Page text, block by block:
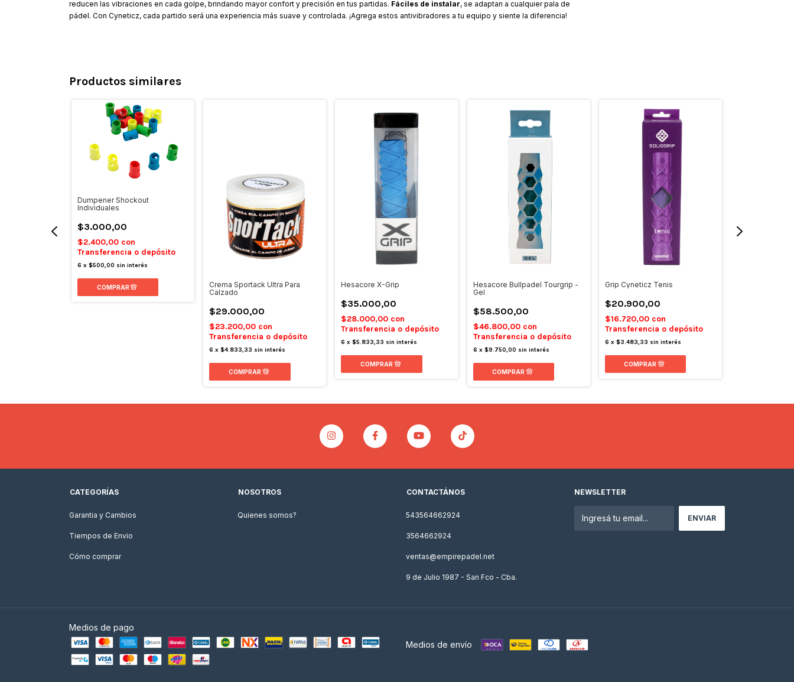
reducen las vibraciones en cada golpe, brindando mayor confort y precisión en tus partidas. Fáciles de instalar, se adaptan a cualquier pala de
pádel. Con Cyneticz, cada partido será una experiencia más suave y controlada. ¡Agrega estos antivibradores a tu equipo y siente la diferencia!
Productos similares
Dumpener Shockout
Individuales
$3.000,00
$2.400,00 con
Transferencia o depósito
6 x $500,00 sin interés
Crema Sportack Ultra Para
Calzado
$29.000,00
$23.200,00 con
Transferencia o depósito
6 x$4.833,33 sin interés
Hesacore X-Grip
$35.000,00
$28.000,00 con
Transferencia o depósito
6 x$5.833,33 sin interés
Hesacore Bullpadel Tourgrip -
Gel
$58.500,00
$46.800,00 con
Transferencia o depósito
6 x $9.750,00 sin interés
Grip Cyneticz Tenis
$20.900,00
$16.720,00 con
Transferencia o depósito
6 x $3.483,33 sin interés
CATEGORÍAS
Garantia y Cambios
Tiempos de Envio
Cómo comprar
NOSOTROS
Quienes somos?
CONTACTÁNOS
543564662924
3564662924
ventas@empirepadel.net
9 de Julio 1987 - San Fco - Cba.
NEWSLETTER
Medios de pago
Medios de envío